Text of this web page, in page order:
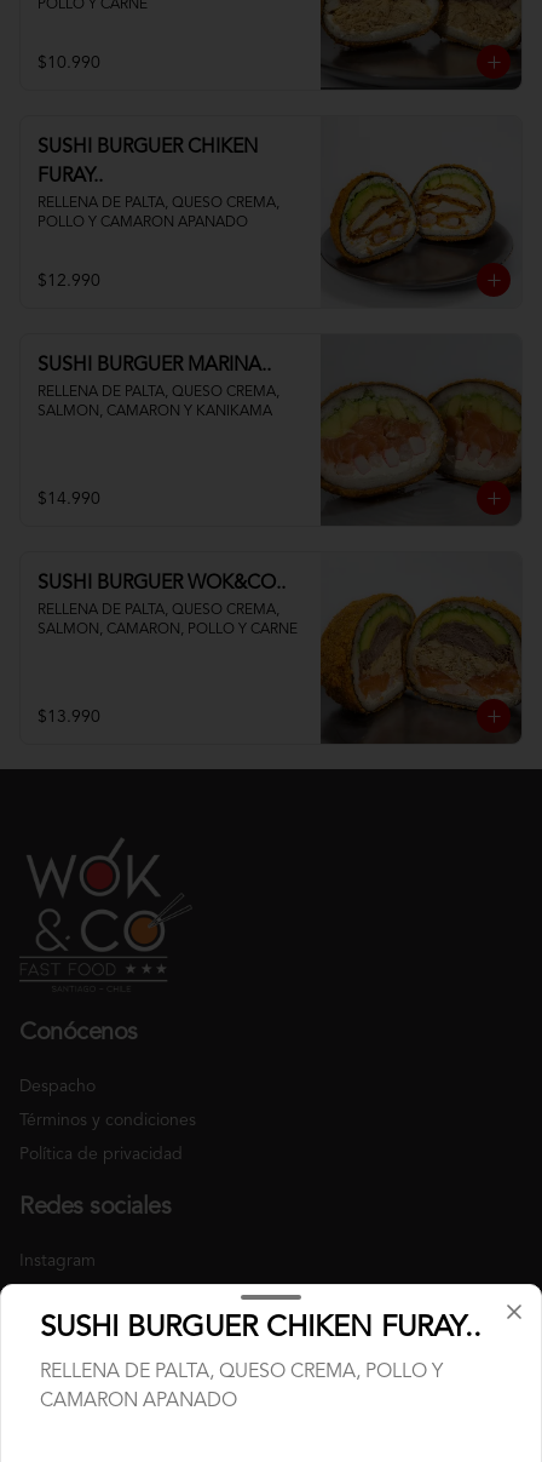
POLLO Y CARNE
$10.990
SUSHI BURGUER CHIKEN
FURAY..
RELLENA DE PALTA, QUESO CREMA,
POLLO Y CAMARON APANADO
$12.990
SUSHI BURGUER MARINA..
RELLENA DE PALTA, QUESO CREMA,
SALMON, CAMARON Y KANIKAMA
$14.990
SUSHI BURGUER WOK&CO..
RELLENA DE PALTA, QUESO CREMA,
SALMON, CAMARON, POLLO Y CARNE
$13.990
Conócenos
Despacho
Términos y condiciones
Política de privacidad
Redes sociales
Instagram
Mi cuenta
Pedir
SUSHI BURGUER CHIKEN FURAY..
RELLENA DE PALTA, QUESO CREMA, POLLO Y
CAMARON APANADO